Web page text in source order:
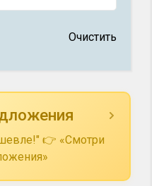
Очистить
👉 «Смотри